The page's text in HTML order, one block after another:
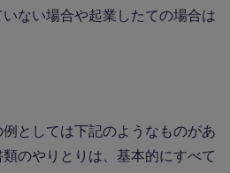
ない場合や起業したての場合は
としては下記のようなものがあ
のやりとりは、基本的にすべて